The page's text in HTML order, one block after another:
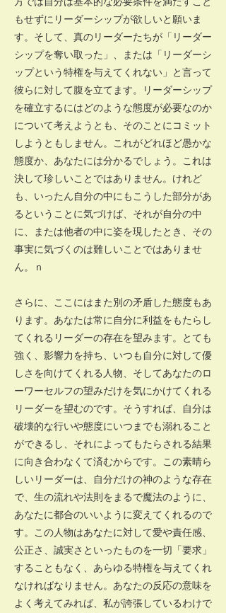
もせずにリーダーシップが欲しいと願いま
す。そして、真のリーダーたちが「リーダー
シップを奪い取った」、または「リーダーシ
ップという特権を与えてくれない」と言って
彼らに対して腹を立てます。リーダーシップ
を確立するにはどのような態度が必要なのか
について考えようとも、そのことにコミット
しようともしません。これがどれほど愚かな
態度か、あなたには分かるでしょう。これは
決して珍しいことではありません。けれど
も、いったん自分の中にもこうした部分があ
るということに気づけば、それが自分の中
に、または他者の中に姿を現したとき、その
事実に気づくのは難しいことではありませ
ん。ｎ
さらに、ここにはまた別の矛盾した態度もあ
ります。あなたは常に自分に利益をもたらし
てくれるリーダーの存在を望みます。とても
強く、影響力を持ち、いつも自分に対して優
しさを向けてくれる人物、そしてあなたのロ
ーワーセルフの望みだけを気にかけてくれる
リーダーを望むのです。そうすれば、自分は
破壊的な行いや態度にいつまでも溺れること
ができるし、それによってもたらされる結果
に向き合わなくて済むからです。この素晴ら
しいリーダーは、自分だけの神のような存在
で、生の流れや法則をまるで魔法のように、
あなたに都合のいいように変えてくれるので
す。この人物はあなたに対して愛や責任感、
公正さ、誠実さといったものを一切「要求」
することもなく、あらゆる特権を与えてくれ
なければなりません。あなたの反応の意味を
よく考えてみれば、私が誇張しているわけで